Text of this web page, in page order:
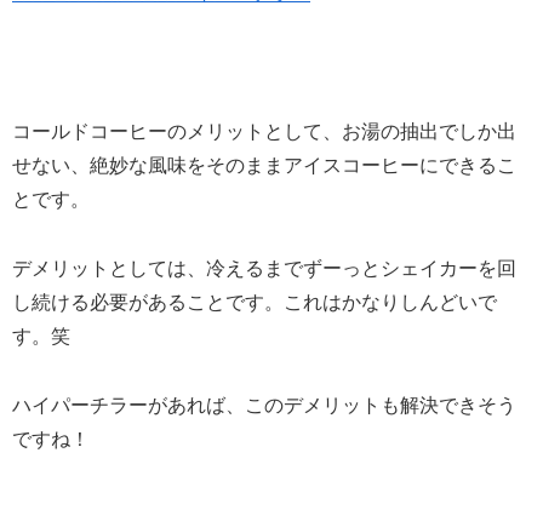
コールドコーヒーのメリットとして、お湯の抽出でしか出
せない、絶妙な風味をそのままアイスコーヒーにできるこ
とです。
デメリットとしては、冷えるまでずーっとシェイカーを回
し続ける必要があることです。これはかなりしんどいで
す。笑
ハイパーチラーがあれば、このデメリットも解決できそう
ですね！